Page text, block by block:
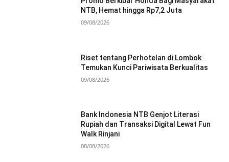
NTB, Hemat hingga Rp7,2 Juta
09/08/2026
Riset tentang Perhotelan di Lombok
Temukan Kunci Pariwisata Berkualitas
09/08/2026
Bank Indonesia NTB Genjot Literasi
Rupiah dan Transaksi Digital Lewat Fun
Walk Rinjani
08/08/2026